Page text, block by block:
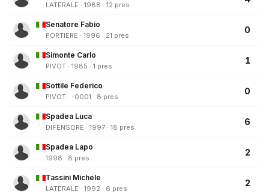
LATERALE · 1988 · 12 pres
Senatore Fabio
PORTIERE · 1996 · 21 pres
0
Simonte Carlo
PIVOT · 1985 · 1 pres
1
Sottile Federico
PIVOT · -0001 · 8 pres
0
Spadea Luca
DIFENSORE · 1997 · 18 pres
6
Spadea Lapo
1998 · 8 pres
2
Tassini Michele
LATERALE · 1992 · 6 pres
2